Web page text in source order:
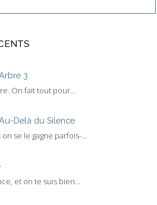
3
On fait tout pour...
Delà du Silence
se le gagne parfois-...
et on te suis bien...